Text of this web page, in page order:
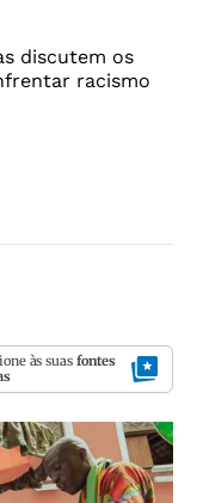
discutem os
racismo
às suas fontes